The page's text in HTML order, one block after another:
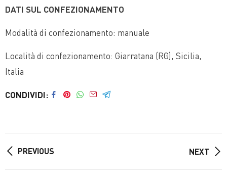
DATI SUL CONFEZIONAMENTO
Modalità di confezionamento: manuale
Località di confezionamento: Giarratana (RG), Sicilia,
Italia
CONDIVIDI
PREVIOUS NEXT